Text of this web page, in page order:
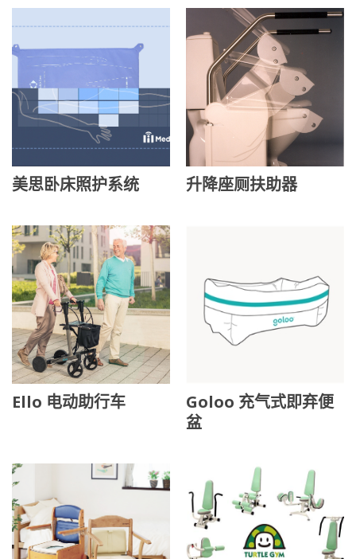
美思卧床照护系统 升降座厕扶助器
Ello 电动助行车
Goloo 充气式即弃便
盆